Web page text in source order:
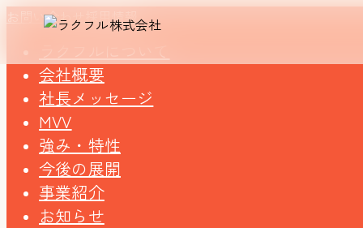
お問い合わせ 採用情報
ラクフルについて
会社概要
社長メッセージ
MVV
強み・特性
今後の展開
事業紹介
お知らせ